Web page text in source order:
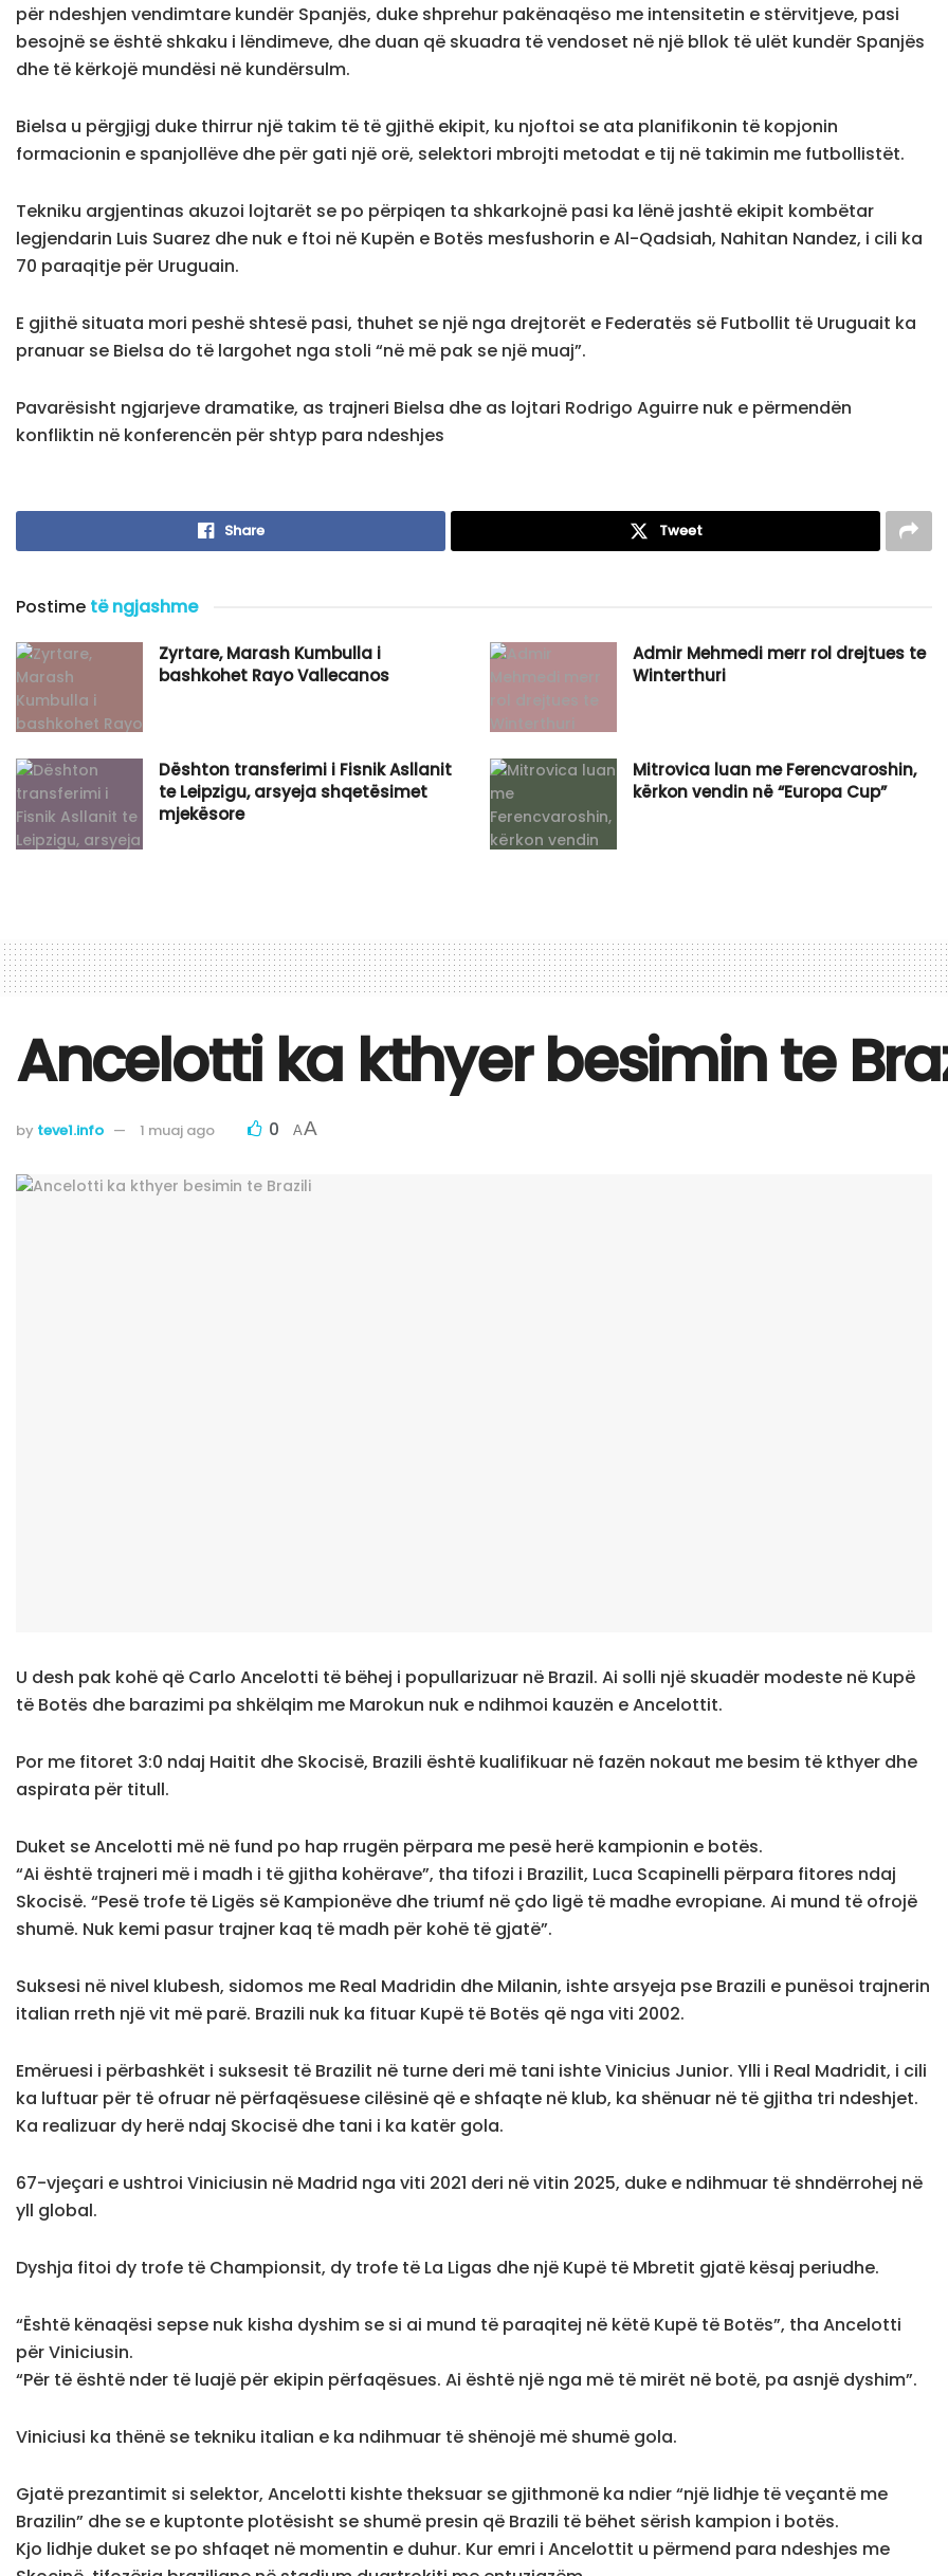
për ndeshjen vendimtare kundër Spanjës, duke shprehur pakënaqëso me intensitetin e stërvitjeve, pasi
besojnë se është shkaku i lëndimeve, dhe duan që skuadra të vendoset në një bllok të ulët kundër Spanjës
dhe të kërkojë mundësi në kundërsulm.
Bielsa u përgjigj duke thirrur një takim të të gjithë ekipit, ku njoftoi se ata planifikonin të kopjonin
formacionin e spanjollëve dhe për gati një orë, selektori mbrojti metodat e tij në takimin me futbollistët.
Tekniku argjentinas akuzoi lojtarët se po përpiqen ta shkarkojnë pasi ka lënë jashtë ekipit kombëtar
legjendarin Luis Suarez dhe nuk e ftoi në Kupën e Botës mesfushorin e Al-Qadsiah, Nahitan Nandez, i cili ka
70 paraqitje për Uruguain.
E gjithë situata mori peshë shtesë pasi, thuhet se një nga drejtorët e Federatës së Futbollit të Uruguait ka
pranuar se Bielsa do të largohet nga stoli “në më pak se një muaj”.
Pavarësisht ngjarjeve dramatike, as trajneri Bielsa dhe as lojtari Rodrigo Aguirre nuk e përmendën
konfliktin në konferencën për shtyp para ndeshjes
Share Tweet
Postime të ngjashme
Zyrtare, Marash Kumbulla i
bashkohet Rayo Vallecanos
Admir Mehmedi merr rol drejtues te
Winterthuri
Dështon transferimi i Fisnik Asllanit
te Leipzigu, arsyeja shqetësimet
mjekësore
Mitrovica luan me Ferencvaroshin,
kërkon vendin në “Europa Cup”
Ancelotti ka kthyer besimin te
by teve1.info 1 muaj ago 0 AA
U desh pak kohë që Carlo Ancelotti të bëhej i popullarizuar në Brazil. Ai solli një skuadër modeste në Kupë
të Botës dhe barazimi pa shkëlqim me Marokun nuk e ndihmoi kauzën e Ancelottit.
Por me fitoret 3:0 ndaj Haitit dhe Skocisë, Brazili është kualifikuar në fazën nokaut me besim të kthyer dhe
aspirata për titull.
Duket se Ancelotti më në fund po hap rrugën përpara me pesë herë kampionin e botës.
“Ai është trajneri më i madh i të gjitha kohërave”, tha tifozi i Brazilit, Luca Scapinelli përpara fitores ndaj
Skocisë. “Pesë trofe të Ligës së Kampionëve dhe triumf në çdo ligë të madhe evropiane. Ai mund të ofrojë
shumë. Nuk kemi pasur trajner kaq të madh për kohë të gjatë”.
Suksesi në nivel klubesh, sidomos me Real Madridin dhe Milanin, ishte arsyeja pse Brazili e punësoi trajnerin
italian rreth një vit më parë. Brazili nuk ka fituar Kupë të Botës që nga viti 2002.
Emëruesi i përbashkët i suksesit të Brazilit në turne deri më tani ishte Vinicius Junior. Ylli i Real Madridit, i cili
ka luftuar për të ofruar në përfaqësuese cilësinë që e shfaqte në klub, ka shënuar në të gjitha tri ndeshjet.
Ka realizuar dy herë ndaj Skocisë dhe tani i ka katër gola.
67-vjeçari e ushtroi Viniciusin në Madrid nga viti 2021 deri në vitin 2025, duke e ndihmuar të shndërrohej në
yll global.
Dyshja fitoi dy trofe të Championsit, dy trofe të La Ligas dhe një Kupë të Mbretit gjatë kësaj periudhe.
“Është kënaqësi sepse nuk kisha dyshim se si ai mund të paraqitej në këtë Kupë të Botës”, tha Ancelotti
për Viniciusin.
“Për të është nder të luajë për ekipin përfaqësues. Ai është një nga më të mirët në botë, pa asnjë dyshim”.
Viniciusi ka thënë se tekniku italian e ka ndihmuar të shënojë më shumë gola.
Gjatë prezantimit si selektor, Ancelotti kishte theksuar se gjithmonë ka ndier “një lidhje të veçantë me
Brazilin” dhe se e kuptonte plotësisht se shumë presin që Brazili të bëhet sërish kampion i botës.
Kjo lidhje duket se po shfaqet në momentin e duhur. Kur emri i Ancelottit u përmend para ndeshjes me